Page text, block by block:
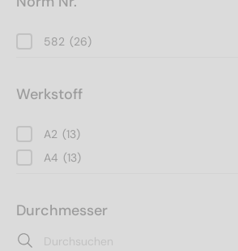
582 (26)
Werkstoff
A2 (13)
A4 (13)
Durchmesser